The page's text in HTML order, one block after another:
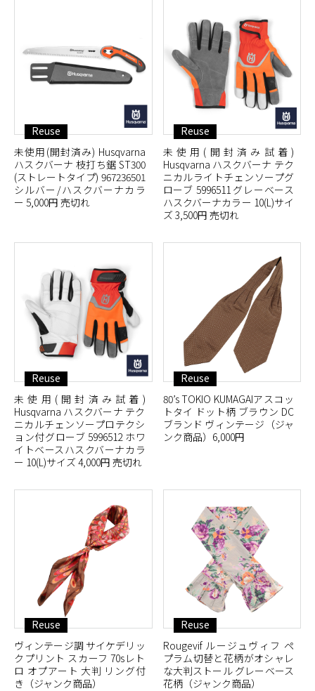
Reuse
未使用(開封済み) Husqvarna
ハスクバーナ 枝打ち鋸 ST300
(ストレートタイプ) 967236501
シルバー/ハスクバーナカラ
ー 5,000円 売切れ
Reuse
未使用(開封済み試着)
Husqvarna ハスクバーナ テク
ニカルライトチェンソープグ
ローブ 5996511 グレーベース
ハスクバーナカラー 10(L)サイ
ズ 3,500円 売切れ
Reuse
未使用(開封済み試着)
Husqvarna ハスクバーナ テク
ニカルチェンソープロテクシ
ョン付グローブ 5996512 ホワ
イトベースハスクバーナカラ
ー 10(L)サイズ 4,000円 売切れ
Reuse
80’s TOKIO KUMAGAIアスコッ
トタイ ドット柄 ブラウン DC
ブランド ヴィンテージ（ジャ
ンク商品）6,000円
Reuse
ヴィンテージ調 サイケデリッ
クプリント スカーフ 70sレト
ロ オプアート 大判 リング付
き（ジャンク商品）
Reuse
Rougevif ルージュヴィフ ペ
プラム切替と花柄がオシャレ
な大判ストール グレーベース
花柄（ジャンク商品）